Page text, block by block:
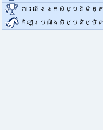
ពានជើងឯកសិប្បនិមិត្ត
កីឡាប្រណាំងសិប្បនិម្មិត